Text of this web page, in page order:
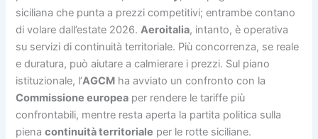
siciliana che punta a prezzi competitivi; entrambe contano
di volare dall’estate 2026.Aeroitalia, intanto, è operativa
su servizi di continuità territoriale. Più concorrenza, se reale
e duratura, può aiutare a calmierare i prezzi. Sul piano
istituzionale, l’AGCM ha avviato un confronto con la
Commissione europea per rendere le tariffe più
confrontabili, mentre resta aperta la partita politica sulla
pienacontinuità territoriale per le rotte siciliane.